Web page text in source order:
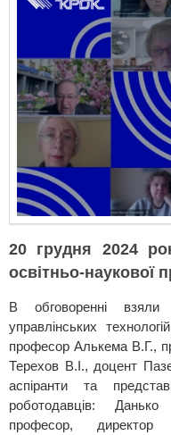
20 грудня 2024
освітньо-наукової
В обговоренні взяли
управлінських
професор Алькема В.Г.,
Терехов В.І., доцент
аспіранти та
роботодавців:
професор, директор